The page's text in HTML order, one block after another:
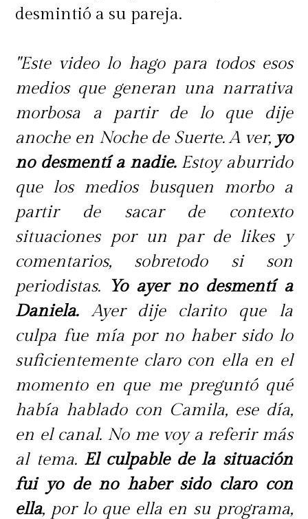
desmintió a su pareja.
"Este video lo hago para todos esos
medios que generan una narrativa
morbosa a partir de lo que dije
anoche en Noche de Suerte. A ver, yo
no desmentí a nadie.Estoy aburrido
que los medios busquen morbo a
partir de sacar de contexto
situaciones por un par de likes y
comentarios, sobretodo si son
periodistas. Yo ayer no desmentí a
Daniela.Ayer dije clarito que la
culpa fue mía por no haber sido lo
suficientemente claro con ella en el
momento en que me preguntó qué
había hablado con Camila, ese día,
en el canal. No me voy a referir más
al tema. El culpable de la situación
fui yo de no haber sido claro con
ella, por lo que ella en su programa,